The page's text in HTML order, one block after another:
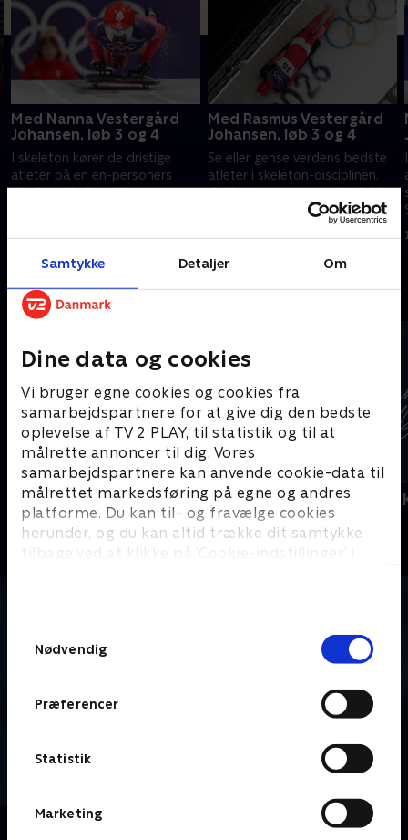
Samtykke Detaljer Om
Dine data og cookies
Vi bruger egne cookies og cookies fra
samarbejdspartnere for at give dig den bedste
oplevelse af TV 2 PLAY, til statistik og til at
målrette annoncer til dig. Vores
samarbejdspartnere kan anvende cookie-data til
målrettet markedsføring på egne og andres
platforme. Du kan til- og fravælge cookies
herunder, og du kan altid trække dit samtykke
tilbage ved at klikke på ’Cookie-indstillinger’ i
Nødvendig
Præferencer
Statistik
Marketing
Med Nanna Vestergård
Johansen, løb 3 og 4
I skeleton kører de dristige
atleter på en en-personers
slæde ned af en isbane.
Med Rasmus Vestergård
Johansen, løb 3 og 4
Se eller gense verdens bedste
atleter i skeleton-disciplinen,
der kæmper om prestigefyldt
OL-metal i Italien.
Andre så også
Vinter-OL - Bobslæde
Bobslæde
Vinter-OL -
Bobslæde